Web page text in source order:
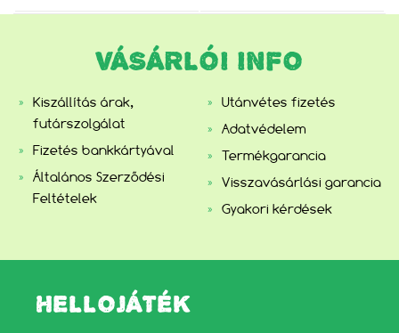
VÁSÁRLÓI INFO
Kiszállítás árak,
futárszolgálat
Fizetés bankkártyával
Általános Szerződési
Feltételek
Utánvétes fizetés
Adatvédelem
Termékgarancia
Visszavásárlási garancia
Gyakori kérdések
HELLOJÁTÉK